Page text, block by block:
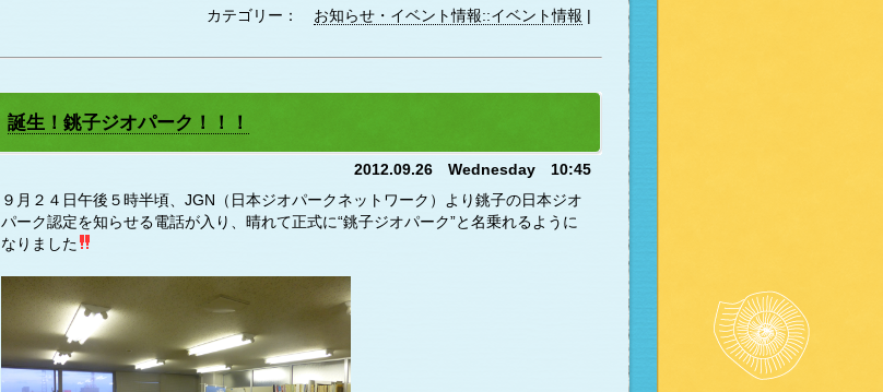
カテゴリー： お知らせ・イベント情報::イベント情報 |
誕生！銚子ジオパーク！！！
2012.09.26 Wednesday 10:45
９月２４日午後５時半頃、JGN（日本ジオパークネットワーク）より銚子の日本ジオ
パーク認定を知らせる電話が入り、晴れて正式に“銚子ジオパーク”と名乗れるように
なりました